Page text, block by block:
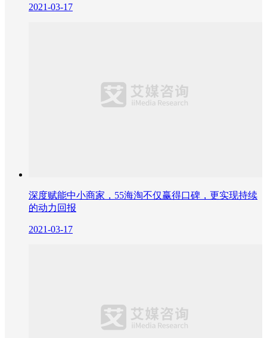
2021-03-17
深度赋能中小商家，55海淘不仅赢得口碑，更实现持续
的动力回报
2021-03-17